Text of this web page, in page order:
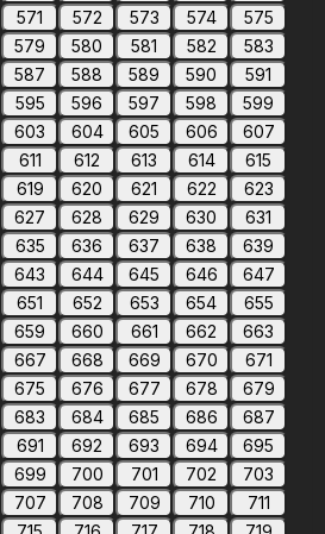
571 572 573 574
575
579 580 581 582
583
587 588 589 590
591
595 596 597 598
599
603 604 605 606
607
611 612 613 614
615
619 620 621 622
623
627 628 629 630
631
635 636 637 638
639
643 644 645 646
647
651 652 653 654
655
659 660 661 662
663
667 668 669 670
671
675 676 677 678
679
683 684 685 686
687
691 692 693 694
695
699 700 701 702
703
707 708 709 710
711